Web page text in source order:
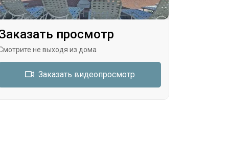
просмотр
не выходя из дома
Заказать видеопросмотр